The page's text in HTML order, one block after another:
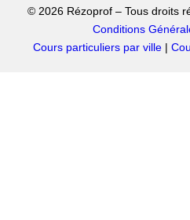
© 2026 Rézoprof – Tous droits
Conditions
Cours particuliers par ville |